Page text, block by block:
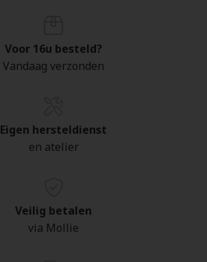
Voor 16u besteld?
Vandaag verzonden
Eigen hersteldienst
en atelier
Veilig betalen
via Mollie